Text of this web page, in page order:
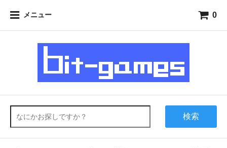
メニュー 0
検索